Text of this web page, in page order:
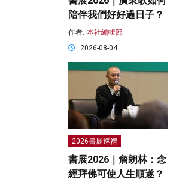
陪伴我們好好過日子？
作者: 本社編輯部
2026-08-04
2026書展巡禮
書展2026｜詹朗林：念
經拜佛可使人生順遂？